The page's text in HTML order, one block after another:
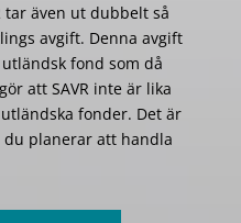
tar även ut dubbelt så
avgift. Denna avgift
fond som då
att SAVR inte är lika
fonder. Det är
planerar att handla